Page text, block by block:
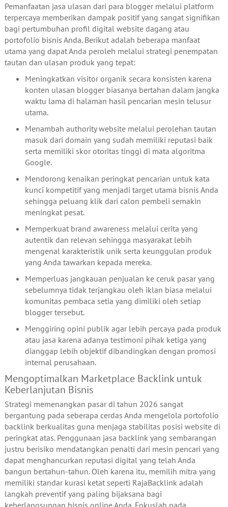
Pemanfaatan jasa ulasan dari para blogger melalui platform
terpercaya memberikan dampak positif yang sangat signifikan
bagi pertumbuhan profil digital website dagang atau
portofolio bisnis Anda. Berikut adalah beberapa manfaat
utama yang dapat Anda peroleh melalui strategi penempatan
tautan dan ulasan produk yang tepat:
Meningkatkan visitor organik secara konsisten karena
konten ulasan blogger biasanya bertahan dalam jangka
waktu lama di halaman hasil pencarian mesin telusur
utama.
Menambah authority website melalui perolehan tautan
masuk dari domain yang sudah memiliki reputasi baik
serta memiliki skor otoritas tinggi di mata algoritma
Google.
Mendorong kenaikan peringkat pencarian untuk kata
kunci kompetitif yang menjadi target utama bisnis Anda
sehingga peluang klik dari calon pembeli semakin
meningkat pesat.
Memperkuat brand awareness melalui cerita yang
autentik dan relevan sehingga masyarakat lebih
mengenal karakteristik unik serta keunggulan produk
yang Anda tawarkan kepada mereka.
Memperluas jangkauan penjualan ke ceruk pasar yang
sebelumnya tidak terjangkau oleh iklan biasa melalui
komunitas pembaca setia yang dimiliki oleh setiap
blogger tersebut.
Menggiring opini publik agar lebih percaya pada produk
atau jasa karena adanya testimoni pihak ketiga yang
dianggap lebih objektif dibandingkan dengan promosi
internal perusahaan.
Mengoptimalkan Marketplace Backlink untuk
Keberlanjutan Bisnis
Strategi memenangkan pasar di tahun 2026 sangat
bergantung pada seberapa cerdas Anda mengelola portofolio
backlink berkualitas guna menjaga stabilitas posisi website di
peringkat atas. Penggunaan jasa backlink yang sembarangan
justru berisiko mendatangkan penalti dari mesin pencari yang
dapat menghancurkan reputasi digital yang telah Anda
bangun bertahun-tahun. Oleh karena itu, memilih mitra yang
memiliki standar kurasi ketat seperti RajaBacklink adalah
langkah preventif yang paling bijaksana bagi
keberlangsungan bisnis online Anda. Fokuslah pada